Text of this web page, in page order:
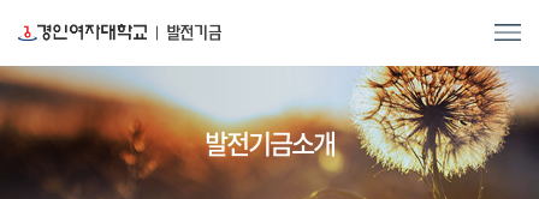
발전기금소개